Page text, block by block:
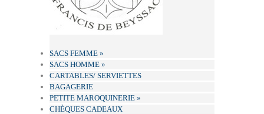
SACS FEMME »
SACS HOMME »
CARTABLES/ SERVIETTES
BAGAGERIE
PETITE MAROQUINERIE »
CHÈQUES CADEAUX